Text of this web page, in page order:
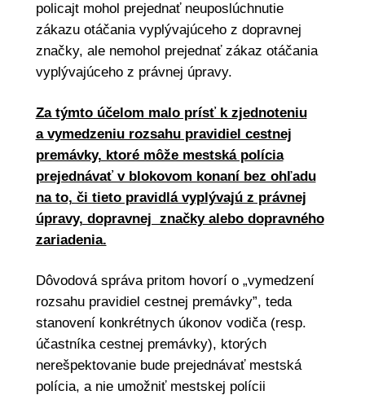
policajt mohol prejednať neuposlúchnutie
zákazu otáčania vyplývajúceho z dopravnej
značky, ale nemohol prejednať zákaz otáčania
vyplývajúceho z právnej úpravy.
Za týmto účelom malo prísť k zjednoteniu
a vymedzeniu rozsahu pravidiel cestnej
premávky, ktoré môže mestská polícia
prejednávať v blokovom konaní bez ohľadu
na to, či tieto pravidlá vyplývajú z právnej
úpravy, dopravnej značky alebo dopravného
zariadenia.
Dôvodová správa pritom hovorí o „vymedzení
rozsahu pravidiel cestnej premávky”, teda
stanovení konkrétnych úkonov vodiča (resp.
účastníka cestnej premávky), ktorých
nerešpektovanie bude prejednávať mestská
polícia, a nie umožniť mestskej polícii